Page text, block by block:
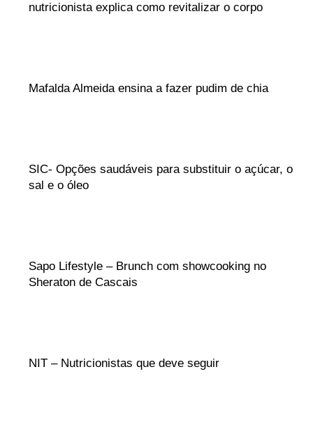
nutricionista explica como revitalizar o corpo
Mafalda Almeida ensina a fazer pudim de chia
SIC- Opções saudáveis para substituir o açúcar, o
sal e o óleo
Sapo Lifestyle – Brunch com showcooking no
Sheraton de Cascais
NIT – Nutricionistas que deve seguir